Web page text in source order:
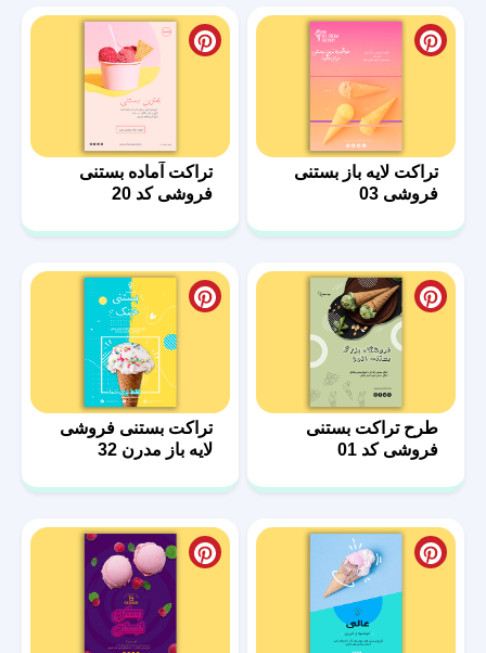
تراکت لایه باز بستنی
فروشی 03
تراکت آماده بستنی
فروشی کد 20
طرح تراکت بستنی
فروشی کد 01
تراکت بستنی فروشی
لایه باز مدرن 32